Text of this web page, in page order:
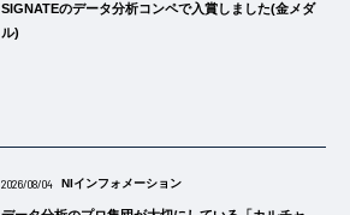
SIGNATEのデータ分析コンペで入賞しました(金メダ
ル)
2026/08/04 NIインフォメーション